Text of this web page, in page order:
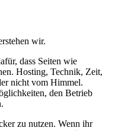
wir.
dass Seiten wie
Hosting, Technik, Zeit,
nicht vom Himmel.
den Betrieb
zu nutzen. Wenn ihr